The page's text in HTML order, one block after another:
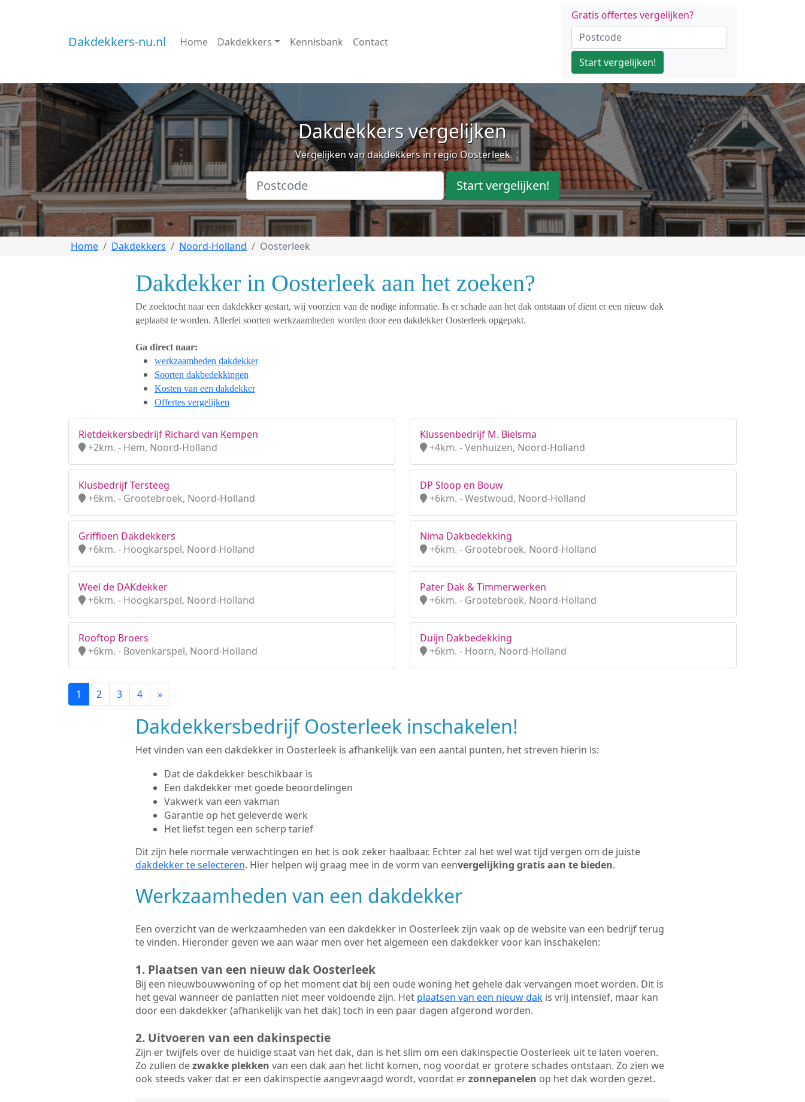
Dakdekkers-nu.nl Home Dakdekkers Kennisbank Contact
Gratis offertes vergelijken?
Start vergelijken!
Dakdekkers vergelijken
Vergelijken van dakdekkers in regio Oosterleek
Start vergelijken!
Home Dakdekkers Noord-Holland Oosterleek
Dakdekker in Oosterleek aan het zoeken?
De zoektocht naar een dakdekker gestart, wij voorzien van de nodige informatie. Is er schade aan het dak ontstaan of dient er een nieuw dak
geplaatst te worden. Allerlei soorten werkzaamheden worden door een dakdekker Oosterleek opgepakt.
Ga direct naar:
werkzaamheden dakdekker
Soorten dakbedekkingen
Kosten van een dakdekker
Offertes vergelijken
Rietdekkersbedrijf Richard van Kempen
+2km. - Hem, Noord-Holland
Klussenbedrijf M. Bielsma
+4km. - Venhuizen, Noord-Holland
Klusbedrijf Tersteeg
+6km. - Grootebroek, Noord-Holland
DP Sloop en Bouw
+6km. - Westwoud, Noord-Holland
Griffioen Dakdekkers
+6km. - Hoogkarspel, Noord-Holland
Nima Dakbedekking
+6km. - Grootebroek, Noord-Holland
Weel de DAKdekker
+6km. - Hoogkarspel, Noord-Holland
Pater Dak & Timmerwerken
+6km. - Grootebroek, Noord-Holland
Rooftop Broers
+6km. - Bovenkarspel, Noord-Holland
Duijn Dakbedekking
+6km. - Hoorn, Noord-Holland
1 2 3 4 »
Dakdekkersbedrijf Oosterleek inschakelen!
Het vinden van een dakdekker in Oosterleek is afhankelijk van een aantal punten, het streven hierin is:
Dat de dakdekker beschikbaar is
Een dakdekker met goede beoordelingen
Vakwerk van een vakman
Garantie op het geleverde werk
Het liefst tegen een scherp tarief
Dit zijn hele normale verwachtingen en het is ook zeker haalbaar. Echter zal het wel wat tijd vergen om de juiste
dakdekker te selecteren. Hier helpen wij graag mee in de vorm van eenvergelijking gratis aan te bieden.
Werkzaamheden van een dakdekker
Een overzicht van de werkzaamheden van een dakdekker in Oosterleek zijn vaak op de website van een bedrijf terug
te vinden. Hieronder geven we aan waar men over het algemeen een dakdekker voor kan inschakelen:
1. Plaatsen van een nieuw dak Oosterleek
Bij een nieuwbouwwoning of op het moment dat bij een oude woning het gehele dak vervangen moet worden. Dit is
het geval wanneer de panlatten niet meer voldoende zijn. Het plaatsen van een nieuw dakis vrij intensief, maar kan
door een dakdekker (afhankelijk van het dak) toch in een paar dagen afgerond worden.
2. Uitvoeren van een dakinspectie
Zijn er twijfels over de huidige staat van het dak, dan is het slim om een dakinspectie Oosterleek uit te laten voeren.
Zo zullen dezwakke plekken van een dak aan het licht komen, nog voordat er grotere schades ontstaan. Zo zien we
ook steeds vaker dat er een dakinspectie aangevraagd wordt, voordat erzonnepanelen op het dak worden gezet.